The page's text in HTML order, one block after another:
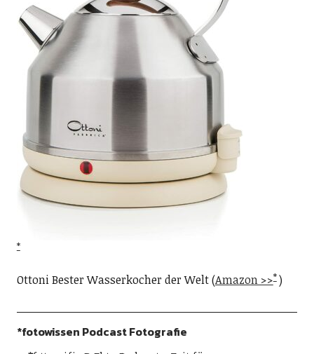
Ottoni Bester Wasserkocher der Welt (Amazon >> )
*fotowissen Podcast Fotografie